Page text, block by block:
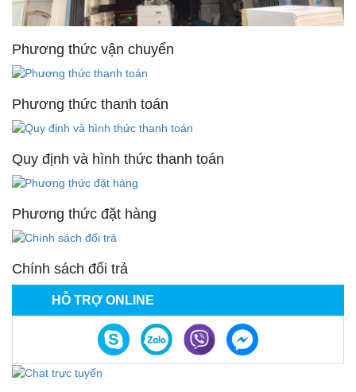
HỖ TRỢ ONLINE
Phương thức vận chuyển
Phương thức thanh toán
Quy định và hình thức thanh toán
Phương thức đặt hàng
Chính sách đổi trả